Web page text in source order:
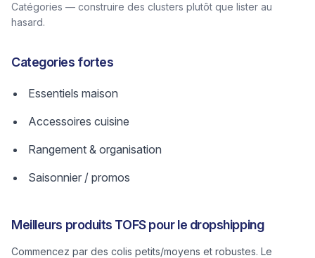
Catégories — construire des clusters plutôt que lister au
hasard.
Categories fortes
Essentiels maison
Accessoires cuisine
Rangement & organisation
Saisonnier / promos
Meilleurs produits TOFS pour le dropshipping
Commencez par des colis petits/moyens et robustes. Le